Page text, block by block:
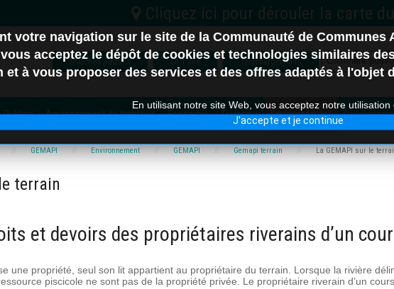
Provence-Alpes
C.C. Vallée de
Marchés publics En 1 clic Téléchargements
Publics Aménagement du territoire Économie Tourisme Environnement
GEMAPI Environnement GEMAPI Gemapi terrain La GEMAPI sur le
terrain
et devoirs des propriétaires riverains d’un
une propriété, seul son lit appartient au propriétaire du terrain. Lorsque la rivière
piscicole ne sont pas de la propriété privée. Le propriétaire riverain d’un
votre navigation sur le site de la Communauté de
acceptez le dépôt de cookies et technologies similaires
et à vous proposer des services et des offres adaptés à l'objet
En utilisant notre site Web, vous acceptez notre utilisation
J'accepte et je continue